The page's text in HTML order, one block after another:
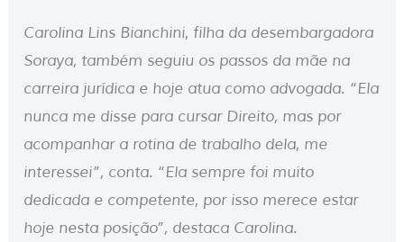
Carolina Lins Bianchini, filha da desembargadora
Soraya, também seguiu os passos da mãe na
carreira jurídica e hoje atua como advogada. “Ela
nunca me disse para cursar Direito, mas por
acompanhar a rotina de trabalho dela, me
interessei”, conta. “Ela sempre foi muito
dedicada e competente, por isso merece estar
hoje nesta posição”, destaca Carolina.